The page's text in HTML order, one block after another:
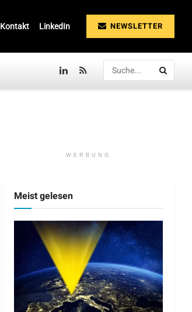
Kontakt LinkedIn NEWSLETTER
WERBUNG
Meist gelesen